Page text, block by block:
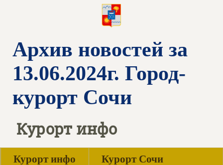
Архив новостей за
13.06.2024г. Город-
курорт Сочи
Курорт инфо
Курорт инфо Курорт Сочи